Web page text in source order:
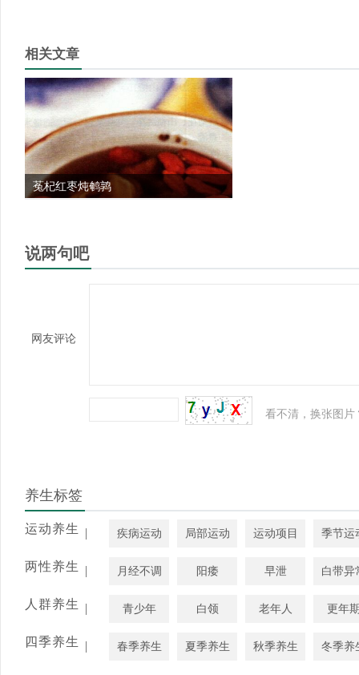
相关文章
菟杞红枣炖鹌鹑
说两句吧
网友评论
看不清，换张图片
养生标签
运动养生 | 疾病运动 局部运动 运动项目 季节运
两性养生 | 月经不调 阳痿 早泄 白带异
人群养生 | 青少年 白领 老年人 更年
四季养生 | 春季养生 夏季养生 秋季养生 冬季养